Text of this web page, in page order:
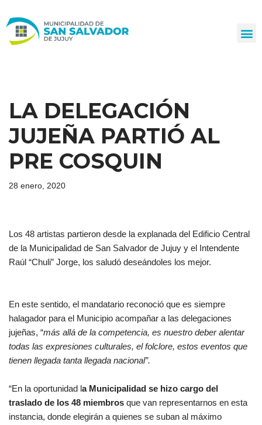
al
LA DELEGACIÓN
JUJEÑA PARTIÓ AL
PRE COSQUIN
28 enero, 2020
Los 48 artistas partieron desde la explanada del Edificio Central
de la Municipalidad de San Salvador de Jujuy y el Intendente
Raúl “Chuli” Jorge, los saludó deseándoles los mejor.
En este sentido, el mandatario reconoció que es siempre
halagador para el Municipio acompañar a las delegaciones
jujeñas, “más allá de la competencia, es nuestro deber alentar
todas las expresiones culturales, el folclore, estos eventos que
tienen llegada tanta llegada nacional”.
“En la oportunidad la Municipalidad se hizo cargo del
traslado de los 48 miembros que van representarnos en esta
instancia, donde elegirán a quienes se suban al máximo